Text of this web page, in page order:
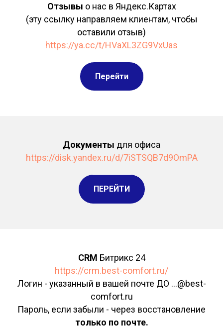
Отзывы о нас в Яндекс.Картах
(эту ссылку направляем клиентам, чтобы
оставили отзыв)
https://ya.cc/t/HVaXL3ZG9VxUas
Перейти
Документы для офиса
https://disk.yandex.ru/d/7iSTSQB7d9OmPA
ПЕРЕЙТИ
CRM Битрикс 24
https://crm.best-comfort.ru/
Логин - указанный в вашей почте ДО ...@best-
comfort.ru
Пароль, если забыли - через восстановление
только по почте.